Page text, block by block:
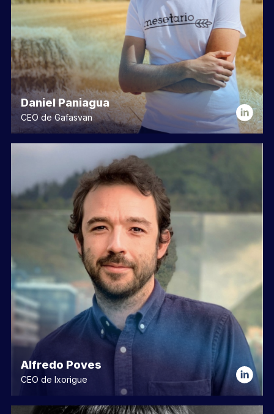
Daniel Paniagua
CEO de Gafasvan
Alfredo Poves
CEO de Ixorigue